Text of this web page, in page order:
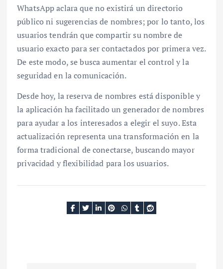
WhatsApp aclara que no existirá un directorio
público ni sugerencias de nombres; por lo tanto, los
usuarios tendrán que compartir su nombre de
usuario exacto para ser contactados por primera vez.
De este modo, se busca aumentar el control y la
seguridad en la comunicación.
Desde hoy, la reserva de nombres está disponible y
la aplicación ha facilitado un generador de nombres
para ayudar a los interesados a elegir el suyo. Esta
actualización representa una transformación en la
forma tradicional de conectarse, buscando mayor
privacidad y flexibilidad para los usuarios.